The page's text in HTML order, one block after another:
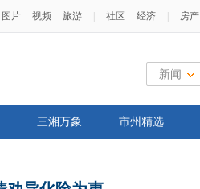
图片 视频 旅游 社区 经济 房产
新闻
三湘万象 市州精选